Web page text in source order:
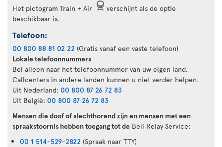
Het pictogram Train + Air
verschijnt als de optie
beschikbaar is.
Telefoon:
00 800 88 81 02 22 (Gratis vanaf een vaste telefoon)
Lokale telefoonnummers
Bel alleen naar het telefoonnummer van uw eigen land.
Callcenters in andere landen kunnen u niet verder helpen.
Uit Nederland: 00 800 87 26 72 83
Uit België: 00 800 87 26 72 83
Mensen die doof of slechthorend zijn en mensen met een
spraakstoornis hebben toegang tot de Bell Relay Service:
00 1 514-529-2822 (Spraak naar TTY)